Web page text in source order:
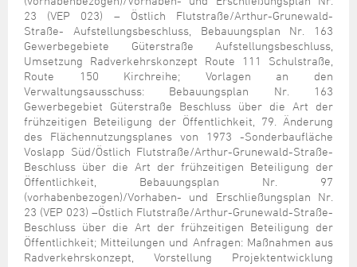
Städtische Dienststellen
Stadtrecht
Telefonverzeichnis
Städtepartnerschaften
Stadtpark
Tag des offenen Denkmals
Veranstaltungsorte
23 (VEP 023) – Östlich Flutstraße/Arthur-Grunewald-
Straße- Aufstellungsbeschluss, Bebauungsplan Nr. 163
Gewerbegebiete Güterstraße Aufstellungsbeschluss,
Umsetzung Radverkehrskonzept Route 111 Schulstraße,
Route 150 Kirchreihe; Vorlagen an den
Verwaltungsausschuss: Bebauungsplan Nr. 163
Gewerbegebiet Güterstraße Beschluss über die Art der
frühzeitigen Beteiligung der Öffentlichkeit, 79. Änderung
des Flächennutzungsplanes von 1973 -Sonderbaufläche
Voslapp Süd/Östlich Flutstraße/Arthur-Grunewald-Straße-
Beschluss über die Art der frühzeitigen Beteiligung der
Öffentlichkeit, Bebauungsplan Nr. 97
(vorhabenbezogen)/Vorhaben- und Erschließungsplan Nr.
23 (VEP 023) –Östlich Flutstraße/Arthur-Grunewald-Straße-
Beschluss über die Art der frühzeitigen Beteiligung der
Öffentlichkeit; Mitteilungen und Anfragen: Maßnahmen aus
Radverkehrskonzept, Vorstellung Projektentwicklung